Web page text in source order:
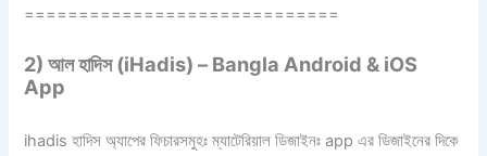
=============================
2) আল হাদিস (iHadis) – Bangla Android & iOS
App
ihadis হাদিস অ্যাপের ফিচারসমুহঃ ম্যাটেরিয়াল ডিজাইনঃ app এর ডিজাইনের দিকে